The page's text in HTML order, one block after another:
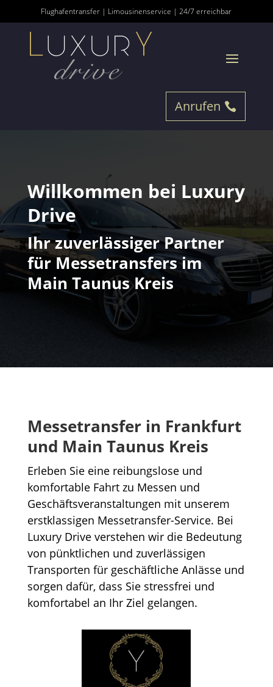
Flughafentransfer | Limousinenservice | 24/7 erreichbar
Anrufen
Willkommen bei Luxury
Drive
Ihr zuverlässiger Partner
für Messetransfers im
Main Taunus Kreis
Messetransfer in Frankfurt
und Main Taunus Kreis
Erleben Sie eine reibungslose und
komfortable Fahrt zu Messen und
Geschäftsveranstaltungen mit unserem
erstklassigen Messetransfer-Service. Bei
Luxury Drive verstehen wir die Bedeutung
von pünktlichen und zuverlässigen
Transporten für geschäftliche Anlässe und
sorgen dafür, dass Sie stressfrei und
komfortabel an Ihr Ziel gelangen.